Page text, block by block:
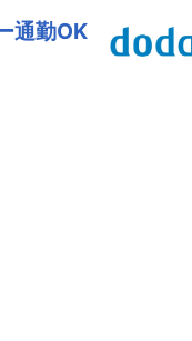
ば、ご本人の描きたい
文化はないため、ワ
土曜日出社がありま
通勤OK